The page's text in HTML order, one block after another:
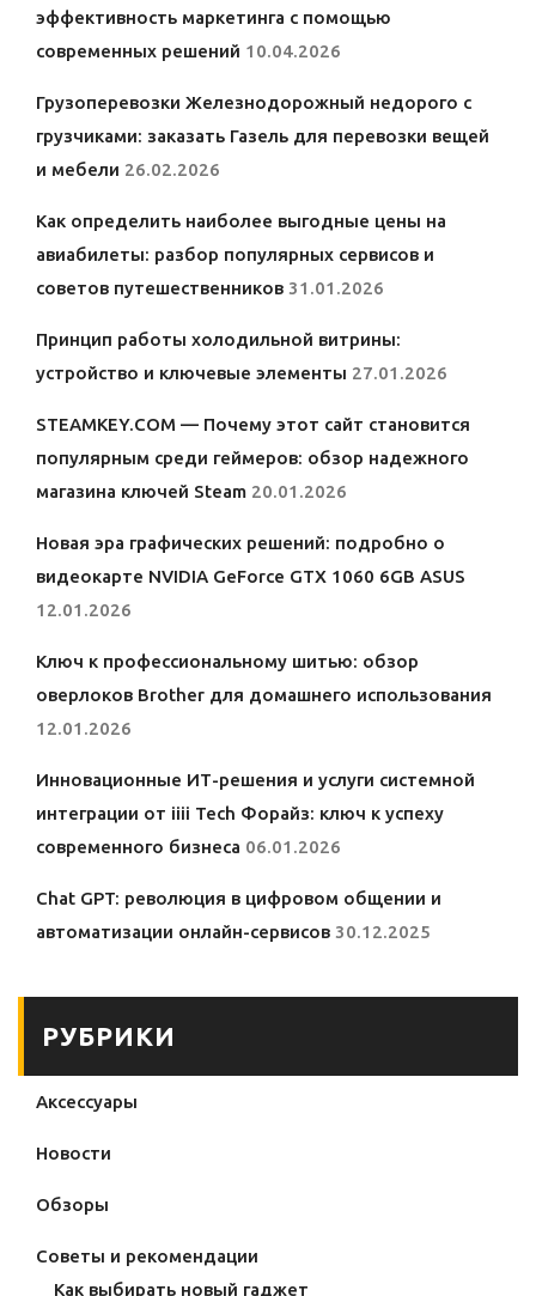
эффективность маркетинга с помощью
современных решений 10.04.2026
Грузоперевозки Железнодорожный недорого с
грузчиками: заказать Газель для перевозки вещей
и мебели 26.02.2026
Как определить наиболее выгодные цены на
авиабилеты: разбор популярных сервисов и
советов путешественников 31.01.2026
Принцип работы холодильной витрины:
устройство и ключевые элементы 27.01.2026
STEAMKEY.COM — Почему этот сайт становится
популярным среди геймеров: обзор надежного
магазина ключей Steam 20.01.2026
Новая эра графических решений: подробно о
видеокарте NVIDIA GeForce GTX 1060 6GB ASUS
12.01.2026
Ключ к профессиональному шитью: обзор
оверлоков Brother для домашнего использования
12.01.2026
Инновационные ИТ-решения и услуги системной
интеграции от iiii Tech Форайз: ключ к успеху
современного бизнеса 06.01.2026
Chat GPT: революция в цифровом общении и
автоматизации онлайн-сервисов 30.12.2025
РУБРИКИ
Аксессуары
Новости
Обзоры
Советы и рекомендации
Как выбирать новый гаджет